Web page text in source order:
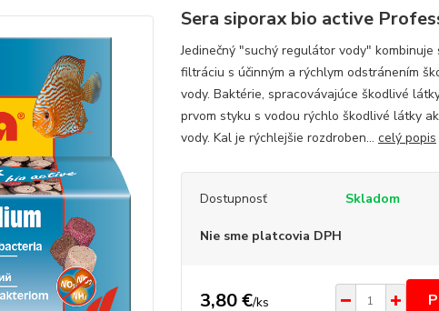
Sera siporax bio active
Jedinečný "suchý regulátor vody"
filtráciu s účinným a rýchlym odstránením
vody. Baktérie, spracovávajúce škodlivé
prvom styku s vodou rýchlo škodlivé látky
vody. Kal je rýchlejšie rozdroben... celý popis
Dostupnosť Skladom
Nie sme platcovia DPH
3,80 €/ks